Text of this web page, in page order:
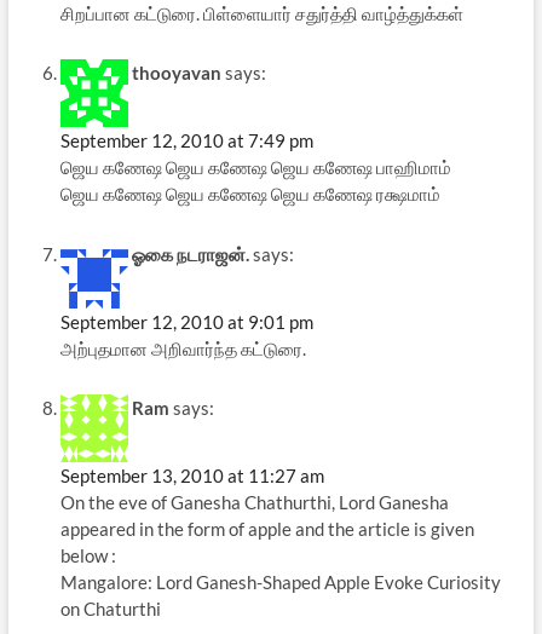
சிறப்பான கட்டுரை. பிள்ளையார் சதுர்த்தி வாழ்த்துக்கள்
thooyavan says:
September 12, 2010 at 7:49 pm
ஜெய கணேஷ ஜெய கணேஷ ஜெய கணேஷ பாஹிமாம்
ஜெய கணேஷ ஜெய கணேஷ ஜெய கணேஷ ரக்ஷமாம்
ஓகை நடராஜன். says:
September 12, 2010 at 9:01 pm
அற்புதமான அறிவார்ந்த கட்டுரை.
Ram says:
September 13, 2010 at 11:27 am
On the eve of Ganesha Chathurthi, Lord Ganesha
appeared in the form of apple and the article is given
below :
Mangalore: Lord Ganesh-Shaped Apple Evoke Curiosity
on Chaturthi